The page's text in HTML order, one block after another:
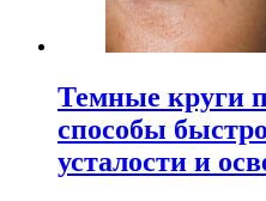
Темные круги
способы
усталости и